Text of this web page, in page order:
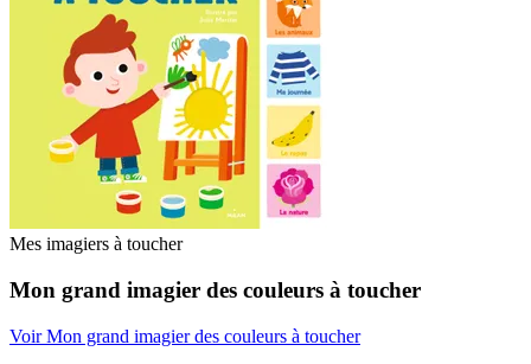
Mes imagiers à toucher
Mon grand imagier des couleurs à toucher
Voir Mon grand imagier des couleurs à toucher